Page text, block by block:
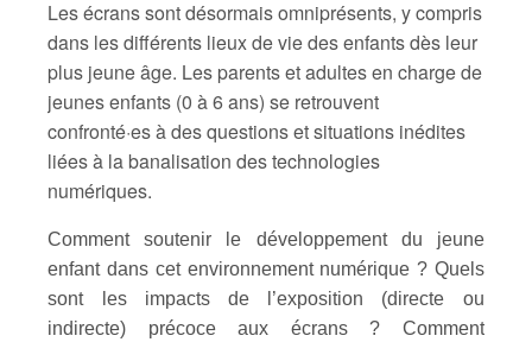
Les écrans sont désormais omniprésents, y compris
dans les différents lieux de vie des enfants dès leur
plus jeune âge. Les parents et adultes en charge de
jeunes enfants (0 à 6 ans) se retrouvent
confronté·es à des questions et situations inédites
liées à la banalisation des technologies
numériques.
Comment soutenir le développement du jeune
enfant dans cet environnement numérique ? Quels
sont les impacts de l’exposition (directe ou
indirecte) précoce aux écrans ? Comment